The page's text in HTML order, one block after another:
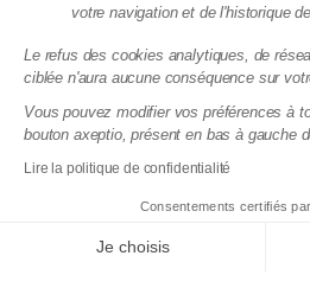
l’Autorité de Contrôle Prudentiel et de
des agents financiers (www.regafi.fr)
services de paiement de
électronique Treezor (CIB 16798),
33 rue de Wagram 75017 Paris.
l'ORIAS sous le numéro 19004585 en
assurance. Immatriculation vérifiable
votre navigation et de l'historique
Le refus des cookies analytiques, de
ciblée n'aura aucune conséquence sur
Vous pouvez modifier vos préférences à
bouton axeptio, présent en bas à gauche
Lire la politique de confidentialité
Consentements certifiés par
Je choisis